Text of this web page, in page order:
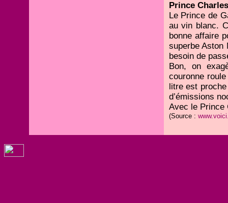
Prince
Le Prince de
au vin blanc.
bonne affaire
superbe Aston
besoin de
Bon, on
couronne
litre est
d’émissions
Avec le Prince
(Source :